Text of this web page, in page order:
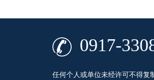
0917-
任何个人或单位未经许可不得复